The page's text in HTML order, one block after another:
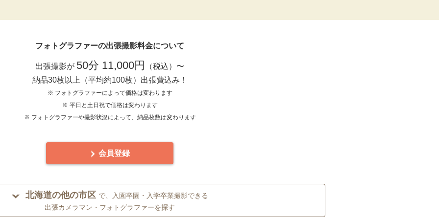
フォトグラファーの出張撮影料金について
出張撮影が 50分 11,000円
（税込）〜
納品30枚以上（平均約100枚）出張費込み！
※ フォトグラファーによって価格は変わります
※ 平日と土日祝で価格は変わります
※ フォトグラファーや撮影状況によって、納品枚数は変わります
会員登録
北海道の他の市区 で、入園卒園・入学卒業撮影できる
出張カメラマン・フォトグラファーを探す